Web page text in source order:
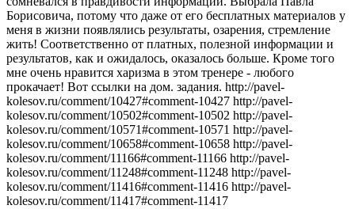
Борисовича, потому что даже от его бесплатных материалов у
меня в жизни появлялись результаты, озарения, стремление
жить! Соответственно от платных, полезной информации и
результатов, как и ожидалось, оказалось больше. Кроме того
мне очень нравится харизма в этом тренере - любого
прокачает! Вот ссылки на дом. задания. http://pavel-
kolesov.ru/comment/10427#comment-10427 http://pavel-
kolesov.ru/comment/10502#comment-10502 http://pavel-
kolesov.ru/comment/10571#comment-10571 http://pavel-
kolesov.ru/comment/10658#comment-10658 http://pavel-
kolesov.ru/comment/11166#comment-11166 http://pavel-
kolesov.ru/comment/11248#comment-11248 http://pavel-
kolesov.ru/comment/11416#comment-11416 http://pavel-
kolesov.ru/comment/11417#comment-11417